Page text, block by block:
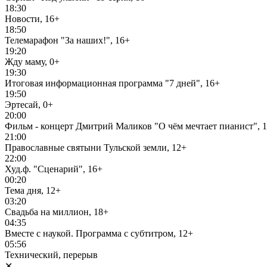
18:30
Новости, 16+
18:50
Телемарафон "За наших!", 16+
19:20
Жду маму, 0+
19:30
Итоговая информационная программа "7 дней", 16+
19:50
Эртесай, 0+
20:00
Фильм - концерт Дмитрий Маликов "О чём мечтает пианист",
21:00
Православные святыни Тульской земли, 12+
22:00
Худ.ф. "Сценарий", 16+
00:20
Тема дня, 12+
03:20
Свадьба на миллион, 18+
04:35
Вместе с наукой. Программа с субтитром, 12+
05:56
Технический, перерыв